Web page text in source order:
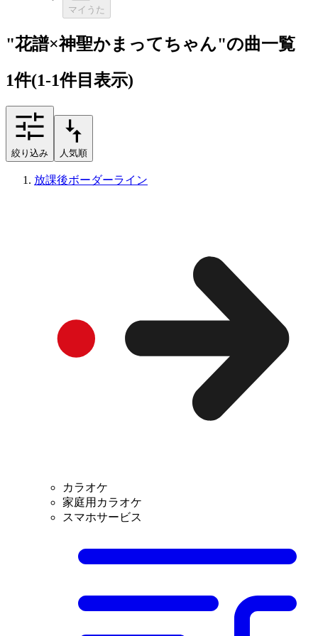
マイうた
"花譜×神聖かまってちゃん"の曲一覧
1件(1-1件目表示)
絞り込み 人気順
放課後ボーダーライン
カラオケ
家庭用カラオケ
スマホサービス